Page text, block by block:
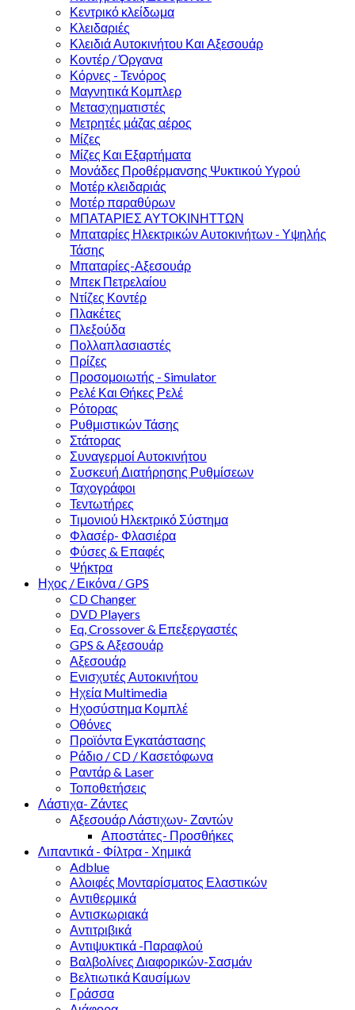
Κεντρικό κλείδωμα
Κλειδαριές
Κλειδιά Αυτοκινήτου Και Αξεσουάρ
Κοντέρ / Όργανα
Κόρνες - Τενόρος
Μαγνητικά Κομπλερ
Μετασχηματιστές
Μετρητές μάζας αέρος
Μίζες
Μίζες Και Εξαρτήματα
Μονάδες Προθέρμανσης Ψυκτικού Υγρού
Μοτέρ κλειδαριάς
Μοτέρ παραθύρων
ΜΠΑΤΑΡΙΕΣ ΑΥΤΟΚΙΝΗΤΤΩΝ
Μπαταρίες Ηλεκτρικών Αυτοκινήτων - Υψηλής
Τάσης
Μπαταρίες-Αξεσουάρ
Μπεκ Πετρελαίου
Ντίζες Κοντέρ
Πλακέτες
Πλεξούδα
Πολλαπλασιαστές
Πρίζες
Προσομοιωτής - Simulator
Ρελέ Και Θήκες Ρελέ
Ρότορας
Ρυθμιστικών Τάσης
Στάτορας
Συναγερμοί Αυτοκινήτου
Συσκευή Διατήρησης Ρυθμίσεων
Ταχογράφοι
Τεντωτήρες
Τιμονιού Ηλεκτρικό Σύστημα
Φλασέρ- Φλασιέρα
Φύσες & Επαφές
Ψήκτρα
Ηχος / Εικόνα / GPS
CD Changer
DVD Players
Eq, Crossover & Επεξεργαστές
GPS & Αξεσουάρ
Αξεσουάρ
Ενισχυτές Αυτοκινήτου
Ηχεία Multimedia
Ηχοσύστημα Κομπλέ
Οθόνες
Προϊόντα Εγκατάστασης
Ράδιο / CD / Κασετόφωνα
Ραντάρ & Laser
Τοποθετήσεις
Λάστιχα- Ζάντες
Αξεσουάρ Λάστιχων- Ζαντών
Αποστάτες- Προσθήκες
Λιπαντικά - Φίλτρα - Χημικά
Adblue
Αλοιφές Μονταρίσματος Ελαστικών
Αντιθερμικά
Αντισκωριακά
Αντιτριβικά
Αντιψυκτικά -Παραφλού
Βαλβολίνες Διαφορικών-Σασμάν
Βελτιωτικά Καυσίμων
Γράσσα